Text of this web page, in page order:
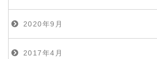
2020年9月
2017年4月